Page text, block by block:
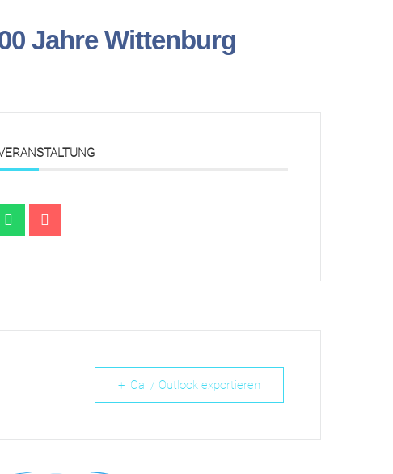
Jahre Wittenburg
+ iCal / Outlook exportieren